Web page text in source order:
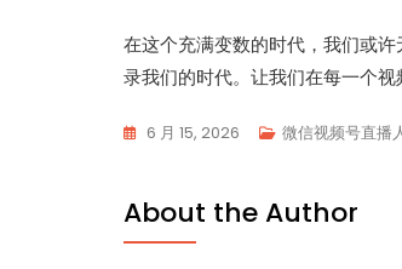
在这个充满变数的时代，我们或
录我们的时代。让我们在每一个视
6 月 15, 2026 微信视频号直播
About the Author